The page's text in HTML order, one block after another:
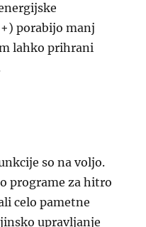
porabijo manj
lahko prihrani
so na voljo.
programe za hitro
celo pametne
upravljanje